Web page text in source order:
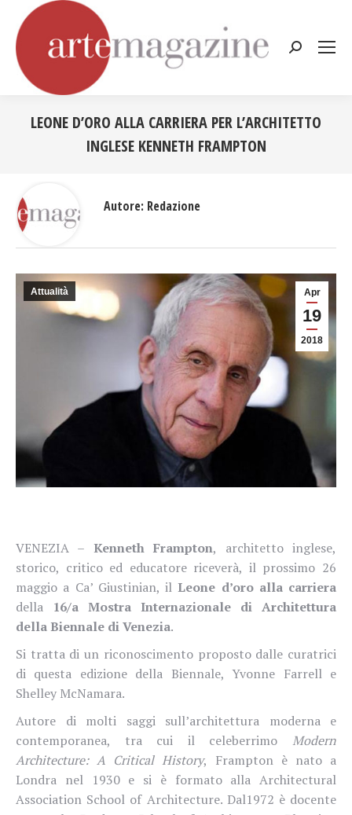
Cerca:
LEONE D’ORO ALLA CARRIERA PER L’ARCHITETTO
INGLESE KENNETH FRAMPTON
Apr
19
2018
Attualità
VENEZIA – Kenneth Frampton, architetto inglese,
storico, critico ed educatore riceverà, il prossimo 26
maggio a Ca’ Giustinian, ilLeone d’oro alla carriera
della 16/a Mostra Internazionale di Architettura
della Biennale di Venezia.
Si tratta di un riconoscimento proposto dalle curatrici
di questa edizione della Biennale, Yvonne Farrell e
Shelley McNamara.
Autore di molti saggi sull’architettura moderna e
contemporanea, tra cui il celeberrimo Modern
Architecture: A Critical History, Frampton è nato a
Londra nel 1930 e si è formato alla Architectural
Association School of Architecture. Dal1972 è docente
Autore: Redazione